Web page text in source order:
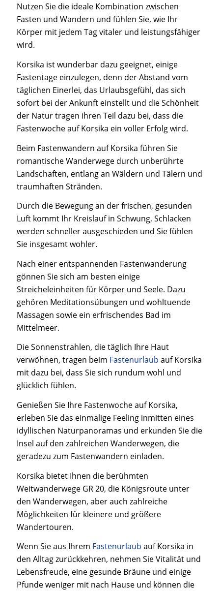
Nutzen Sie die ideale Kombination zwischen
Fasten und Wandern und fühlen Sie, wie Ihr
Körper mit jedem Tag vitaler und leistungsfähiger
wird.
Korsika ist wunderbar dazu geeignet, einige
Fastentage einzulegen, denn der Abstand vom
täglichen Einerlei, das Urlaubsgefühl, das sich
sofort bei der Ankunft einstellt und die Schönheit
der Natur tragen ihren Teil dazu bei, dass die
Fastenwoche auf Korsika ein voller Erfolg wird.
Beim Fastenwandern auf Korsika führen Sie
romantische Wanderwege durch unberührte
Landschaften, entlang an Wäldern und Tälern und
traumhaften Stränden.
Durch die Bewegung an der frischen, gesunden
Luft kommt Ihr Kreislauf in Schwung, Schlacken
werden schneller ausgeschieden und Sie fühlen
Sie insgesamt wohler.
Nach einer entspannenden Fastenwanderung
gönnen Sie sich am besten einige
Streicheleinheiten für Körper und Seele. Dazu
gehören Meditationsübungen und wohltuende
Massagen sowie ein erfrischendes Bad im
Mittelmeer.
Die Sonnenstrahlen, die täglich Ihre Haut
verwöhnen, tragen beim Fastenurlaub auf Korsika
mit dazu bei, dass Sie sich rundum wohl und
glücklich fühlen.
Genießen Sie Ihre Fastenwoche auf Korsika,
erleben Sie das einmalige Feeling inmitten eines
idyllischen Naturpanoramas und erkunden Sie die
Insel auf den zahlreichen Wanderwegen, die
geradezu zum Fastenwandern einladen.
Korsika bietet Ihnen die berühmten
Weitwanderwege GR 20, die Königsroute unter
den Wanderwegen, aber auch zahlreiche
Möglichkeiten für kleinere und größere
Wandertouren.
Wenn Sie aus Ihrem Fastenurlaub auf Korsika in
den Alltag zurückkehren, nehmen Sie Vitalität und
Lebensfreude, eine gesunde Bräune und einige
Pfunde weniger mit nach Hause und können die